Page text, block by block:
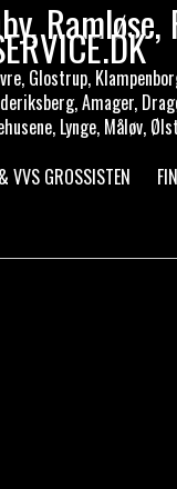
Glostrup,
Amager,
Lynge, Måløv,
VVS GROSSISTEN